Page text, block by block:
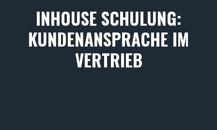
INHOUSE SCHULUNG:
KUNDENANSPRACHE IM
VERTRIEB